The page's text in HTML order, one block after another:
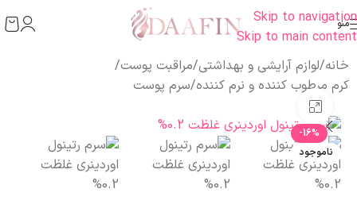
Skip to navigation
Skip to main content
منو
خانه/لوازم آرایشی و بهداشتی/مراقبت پوست/
کرم مرطوب کننده و نرم کننده/سرم پوست
-16%
ناموجود